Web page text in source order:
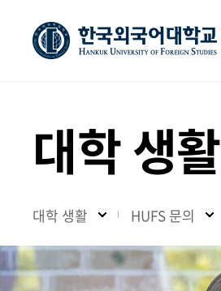
대학 생활
대학 생활 HUFS 문의